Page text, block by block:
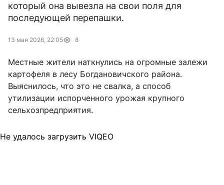
который она вывезла на свои поля для
последующей перепашки.
13 мая 2026, 22:05 8
Местные жители наткнулись на огромные залежи
картофеля в лесу Богдановичского района.
Выяснилось, что это не свалка, а способ
утилизации испорченного урожая крупного
сельхозпредприятия.
Не удалось загрузить VIQEO